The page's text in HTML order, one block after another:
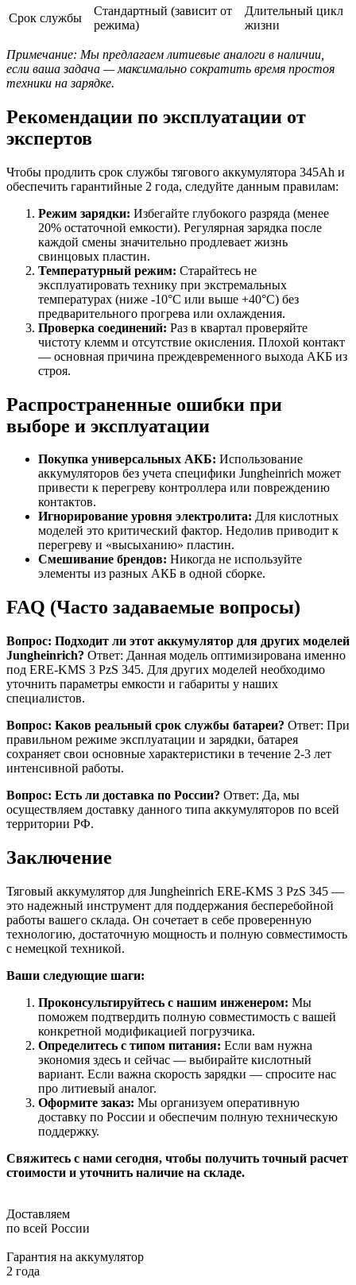
Срок службы
Стандартный (зависит от
режима)
Длительный цикл
жизни
Примечание: Мы предлагаем литиевые аналоги в наличии,
если ваша задача — максимально сократить время простоя
техники на зарядке.
Рекомендации по эксплуатации от
экспертов
Чтобы продлить срок службы тягового аккумулятора 345Ah и
обеспечить гарантийные 2 года, следуйте данным правилам:
Режим зарядки: Избегайте глубокого разряда (менее
20% остаточной емкости). Регулярная зарядка после
каждой смены значительно продлевает жизнь
свинцовых пластин.
Температурный режим: Старайтесь не
эксплуатировать технику при экстремальных
температурах (ниже -10°C или выше +40°C) без
предварительного прогрева или охлаждения.
Проверка соединений: Раз в квартал проверяйте
чистоту клемм и отсутствие окисления. Плохой контакт
— основная причина преждевременного выхода АКБ из
строя.
Распространенные ошибки при
выборе и эксплуатации
Покупка универсальных АКБ: Использование
аккумуляторов без учета специфики Jungheinrich может
привести к перегреву контроллера или повреждению
контактов.
Игнорирование уровня электролита: Для кислотных
моделей это критический фактор. Недолив приводит к
перегреву и «высыханию» пластин.
Смешивание брендов: Никогда не используйте
элементы из разных АКБ в одной сборке.
FAQ (Часто задаваемые вопросы)
Вопрос: Подходит ли этот аккумулятор для других моделей
Jungheinrich? Ответ: Данная модель оптимизирована именно
под ERE-KMS 3 PzS 345. Для других моделей необходимо
уточнить параметры емкости и габариты у наших
специалистов.
Вопрос: Каков реальный срок службы батареи? Ответ: При
правильном режиме эксплуатации и зарядки, батарея
сохраняет свои основные характеристики в течение 2-3 лет
интенсивной работы.
Вопрос: Есть ли доставка по России? Ответ: Да, мы
осуществляем доставку данного типа аккумуляторов по всей
территории РФ.
Заключение
Тяговый аккумулятор для Jungheinrich ERE-KMS 3 PzS 345 —
это надежный инструмент для поддержания бесперебойной
работы вашего склада. Он сочетает в себе проверенную
технологию, достаточную мощность и полную совместимость
с немецкой техникой.
Ваши следующие шаги:
Проконсультируйтесь с нашим инженером: Мы
поможем подтвердить полную совместимость с вашей
конкретной модификацией погрузчика.
Определитесь с типом питания: Если вам нужна
экономия здесь и сейчас — выбирайте кислотный
вариант. Если важна скорость зарядки — спросите нас
про литиевый аналог.
Оформите заказ: Мы организуем оперативную
доставку по России и обеспечим полную техническую
поддержку.
Свяжитесь с нами сегодня, чтобы получить точный расчет
стоимости и уточнить наличие на складе.
Доставляем
по всей России
Гарантия на аккумулятор
2 года